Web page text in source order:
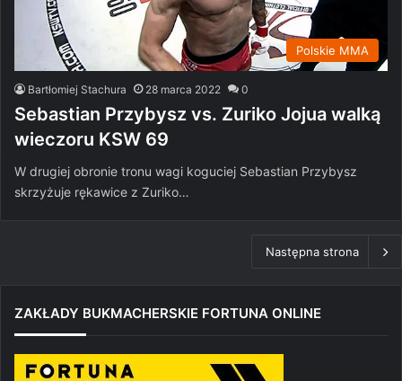
Polskie MMA
Bartłomiej Stachura 28 marca 2022 0
Sebastian Przybysz vs. Zuriko Jojua walką
wieczoru KSW 69
W drugiej obronie tronu wagi koguciej Sebastian Przybysz
skrzyżuje rękawice z Zuriko…
Następna strona
ZAKŁADY BUKMACHERSKIE FORTUNA ONLINE